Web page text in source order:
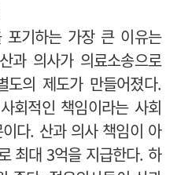
포기하는 가장 큰 이유는
과 의사가 의료소송으로
도의 제도가 만들어졌다.
회적인 책임이라는 사회
다. 산과 의사 책임이 아
최대 3억을 지급한다. 하